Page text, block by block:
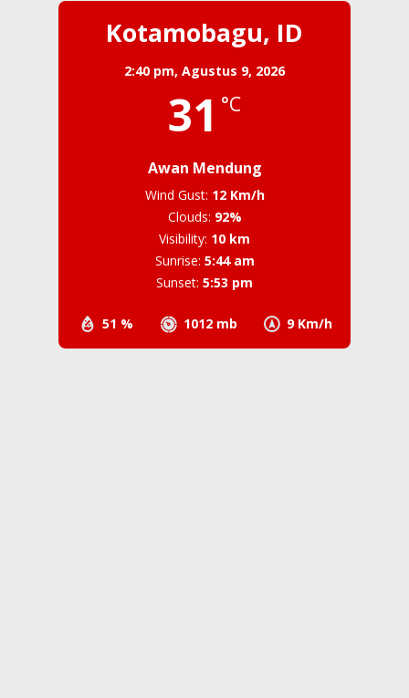
Kotamobagu, ID
2:40 pm, Agustus 9, 2026
31 °C
Awan Mendung
51 % 1012 mb 9 Km/h
Wind Gust: 12 Km/h
Clouds: 92%
Visibility: 10 km
Sunrise: 5:44 am
Sunset: 5:53 pm